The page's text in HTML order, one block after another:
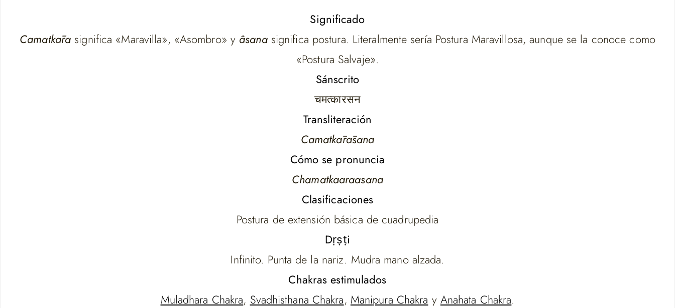
Significado
Camatkāra significa «Maravilla», «Asombro» y âsanasignifica postura. Literalmente sería Postura Maravillosa, aunque se la conoce como
«Postura Salvaje».
Sánscrito
चमत्कारसन
Transliteración
Camatkārāsana
Cómo se pronuncia
Chamatkaaraasana
Clasificaciones
Postura de extensión básica de cuadrupedia
Dṛṣṭi
Infinito. Punta de la nariz. Mudra mano alzada.
Chakras estimulados
Muladhara Chakra, Svadhisthana Chakra, Manipura Chakra y Anahata Chakra.